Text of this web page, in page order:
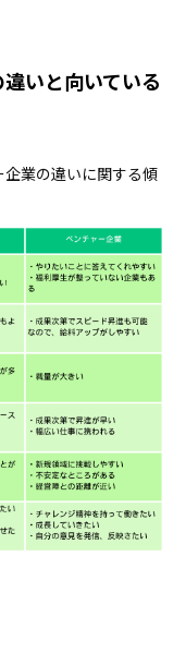
いと向いている
業の違いに関する傾